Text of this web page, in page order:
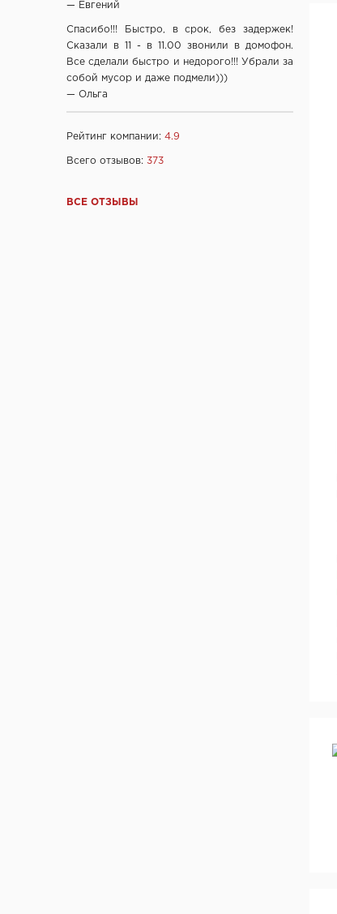
ОАО "Стройдетали" г. Вилейка
ОАО Лесплитинвест, СПБ, Россия
ООО "Вудрев" г. Мозырь
СООО Исток- Инвест, г. Минск
ОДО "ВИСТ", г. Молодечно
ЧТУП "Ньюдор", г. Минск
ОДО «Беллесизделие», г. Минск
Фабрика дверей "Ростра", Москва
— Евгений
Спасибо!!! Быстро, в срок, без задержек!
Сказали в 11 - в 11.00 звонили в домофон.
Все сделали быстро и недорого!!! Убрали за
собой мусор и даже подмели)))
— Ольга
Рейтинг компании: 4.9
Всего отзывов: 373
ВСЕ ОТЗЫВЫ